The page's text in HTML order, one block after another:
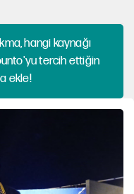
hangi kaynağı
tercih ettiğin
ekle!